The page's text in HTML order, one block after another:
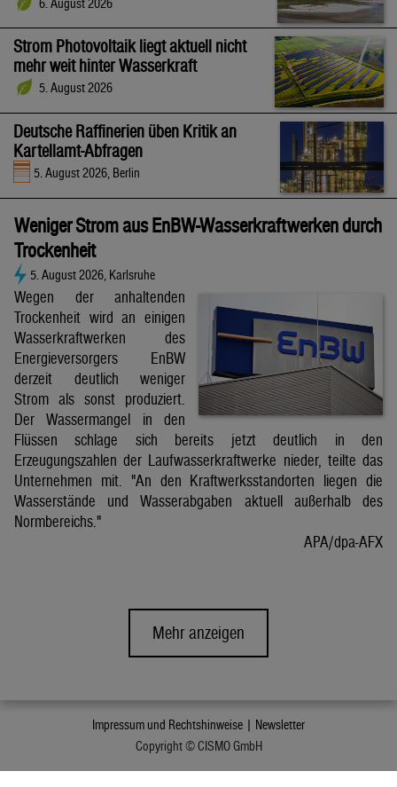
6. August 2026
Strom Photovoltaik liegt aktuell nicht
mehr weit hinter Wasserkraft
5. August 2026
Deutsche Raffinerien üben Kritik an
Kartellamt-Abfragen
5. August 2026, Berlin
Weniger Strom aus EnBW-Wasserkraftwerken durch
Trockenheit
5. August 2026, Karlsruhe
Wegen der anhaltenden
Trockenheit wird an einigen
Wasserkraftwerken des
Energieversorgers EnBW
derzeit deutlich weniger
Strom als sonst produziert.
Der Wassermangel in den
Flüssen schlage sich bereits jetzt deutlich in den
Erzeugungszahlen der Laufwasserkraftwerke nieder, teilte das
Unternehmen mit. "An den Kraftwerksstandorten liegen die
Wasserstände und Wasserabgaben aktuell außerhalb des
Normbereichs."
APA/dpa-AFX
Mehr anzeigen
Impressum und Rechtshinweise | Newsletter
Copyright © CISMO GmbH